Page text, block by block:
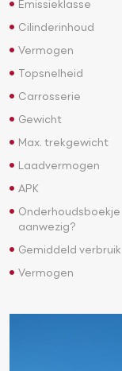
Emissieklasse
Cilinderinhoud
Vermogen
Topsnelheid
Carrosserie
Gewicht
Max. trekgewicht
Laadvermogen
APK
Onderhoudsboekje
aanwezig?
Gemiddeld verbruik
Vermogen